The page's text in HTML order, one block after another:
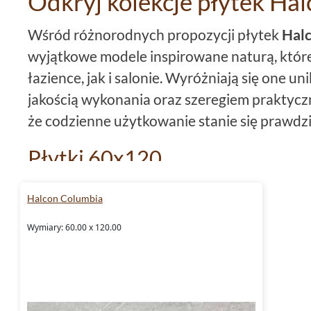
Wśród różnorodnych propozycji płytek
wyjątkowe modele inspirowane naturą,
łazience, jak i salonie. Wyróżniają się one
jakością wykonania oraz szeregiem
że codzienne użytkowanie stanie się
Płytki 60x120
różnorodnych układów, które doskonale
Halcon Columbia
Wymiary: 60.00 x 120.00